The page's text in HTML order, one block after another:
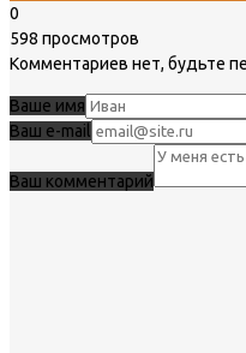
0
598 просмотров
Комментариев нет, будьте
Ваше имя
Ваш e-mail
Ваш комментарий